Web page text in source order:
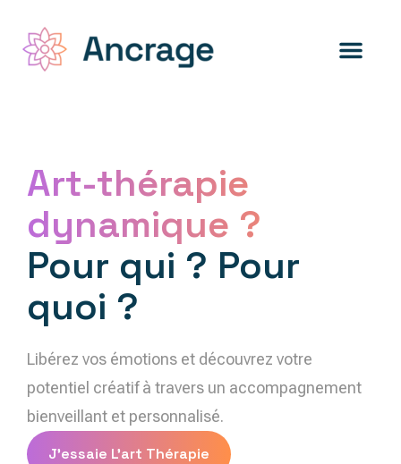
Art-thérapie
dynamique ?
Pour qui ? Pour
quoi ?
Libérez vos émotions et découvrez votre
potentiel créatif à travers un accompagnement
bienveillant et personnalisé.
J'essaie L'art Thérapie